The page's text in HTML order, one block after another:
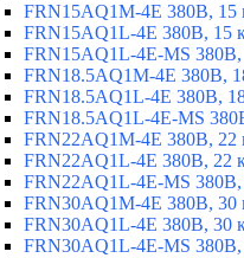
FRN15AQ1M-4E 380В, 15
FRN15AQ1L-4E 380В, 15
FRN15AQ1L-4E-MS
FRN18.5AQ1M-4E 380В,
FRN18.5AQ1L-4E 380В,
FRN18.5AQ1L-4E-MS
FRN22AQ1M-4E 380В, 22
FRN22AQ1L-4E 380В, 22
FRN22AQ1L-4E-MS
FRN30AQ1M-4E 380В, 30
FRN30AQ1L-4E 380В, 30
FRN30AQ1L-4E-MS